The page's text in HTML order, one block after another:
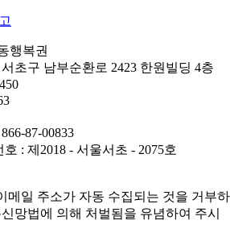
행복권
초구 남부순환로 2423 한원빌딩 4층
87-00833
: 제2018 - 서울서초 - 2075호
메일 주소가 자동 수집되는 것을 거부하
망법에 의해 처벌됨을 유념하여 주시